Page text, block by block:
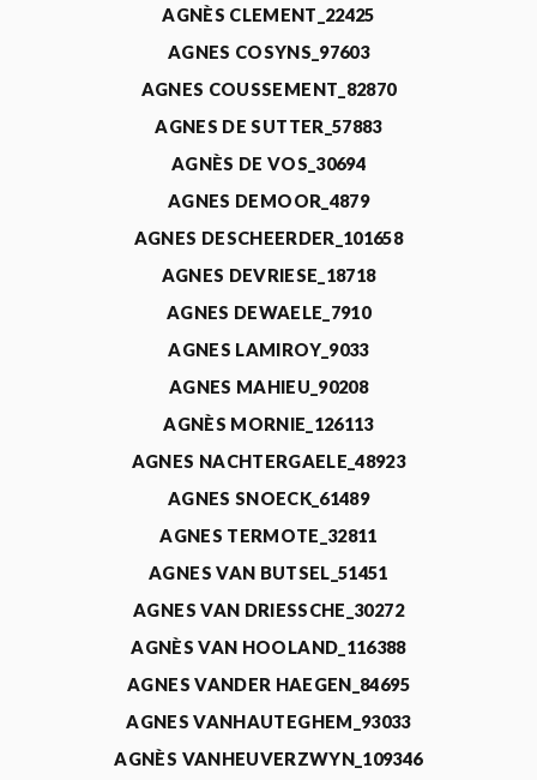
AGNÈS CLEMENT_22425
AGNES COSYNS_97603
AGNES COUSSEMENT_82870
AGNES DE SUTTER_57883
AGNÈS DE VOS_30694
AGNES DEMOOR_4879
AGNES DESCHEERDER_101658
AGNES DEVRIESE_18718
AGNES DEWAELE_7910
AGNES LAMIROY_9033
AGNES MAHIEU_90208
AGNÈS MORNIE_126113
AGNES NACHTERGAELE_48923
AGNES SNOECK_61489
AGNES TERMOTE_32811
AGNES VAN BUTSEL_51451
AGNES VAN DRIESSCHE_30272
AGNÈS VAN HOOLAND_116388
AGNES VANDER HAEGEN_84695
AGNES VANHAUTEGHEM_93033
AGNÈS VANHEUVERZWYN_109346